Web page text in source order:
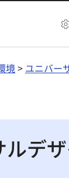
境> ユニバー
デ